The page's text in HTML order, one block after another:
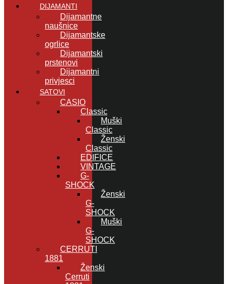
DIJAMANTI
Dijamantne
naušnice
Dijamantske
ogrlice
Dijamantski
prstenovi
Dijamantni
privjesci
SATOVI
CASIO
Classic
Muški
Classic
Ženski
Classic
EDIFICE
VINTAGE
G-
SHOCK
Ženski
G-
SHOCK
Muški
G-
SHOCK
CERRUTI
1881
Ženski
Cerruti